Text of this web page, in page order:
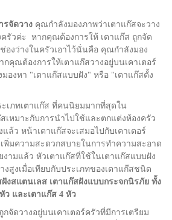
รจัดวาง คุณกำลังมองภาพว่าเตาแก๊สจะวาง
รัวค่ะ หากคุณต้องการให้ เตาแก๊ส ถูกจัด
องว่างในครัวเอาไว้นั่นคือ คุณกำลังมอง
คุณต้องการให้เตาแก๊สวางอยู่บนเคาเตอร์
องหา "เตาแก๊สแบบฝัง" หรือ "เตาแก๊สตั้ง
ะเภทเตาแก๊ส ที่คนนิยมมากที่สุดใน
เหมาะกับการนำไปใช้และตกแต่งห้องครัว
ล้ว หน้าเตาแก๊สจะเสมอไปกับเคาเตอร์
พิ่มความสะดวกสบายในการทำความสะอาด
ามแล้ว หัวเตาแก๊สที่ใช้ในเตาแก๊สแบบฝัง
สูงเมื่อเทียบกับประเภทของเตาแก๊สชนิด
ฝังสแตนเลส เตาแก๊สฝังแบบกระจกนิรภัย ทั้ง
ว และเตาแก๊ส 4 หัว
กจัดวางอยู่บนเคาเตอร์ครัวที่มีการเตรียม